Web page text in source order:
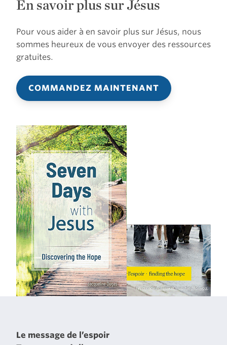
En savoir plus sur Jésus
Pour vous aider à en savoir plus sur Jésus, nous
sommes heureux de vous envoyer des ressources
gratuites.
COMMANDEZ MAINTENANT
Le message de l’espoir